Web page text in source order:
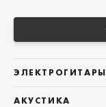
ЭЛЕКТРОГИТАРЫ
АКУСТИКА